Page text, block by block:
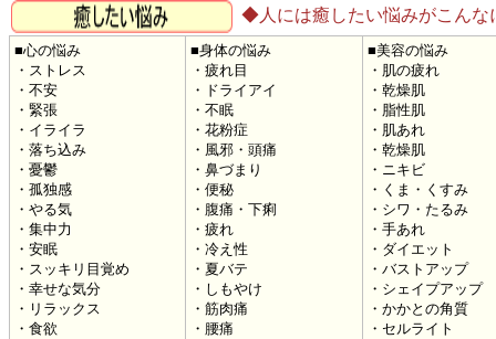
◆人には癒したい悩みがこんな
■心の悩み
・ストレス
・不安
・緊張
・イライラ
・落ち込み
・憂鬱
・孤独感
・やる気
・集中力
・安眠
・スッキリ目覚め
・幸せな気分
・リラックス
・食欲
■身体の悩み
・疲れ目
・ドライアイ
・不眠
・花粉症
・風邪・頭痛
・鼻づまり
・便秘
・腹痛・下痢
・疲れ
・冷え性
・夏バテ
・しもやけ
・筋肉痛
・腰痛
■美容の悩み
・肌の疲れ
・乾燥肌
・脂性肌
・肌あれ
・乾燥肌
・ニキビ
・くま・くすみ
・シワ・たるみ
・手あれ
・ダイエット
・バストアップ
・シェイプアップ
・かかとの角質
・セルライト